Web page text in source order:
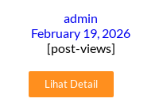
admin
February 19, 2026
[post-views]
Lihat Detail